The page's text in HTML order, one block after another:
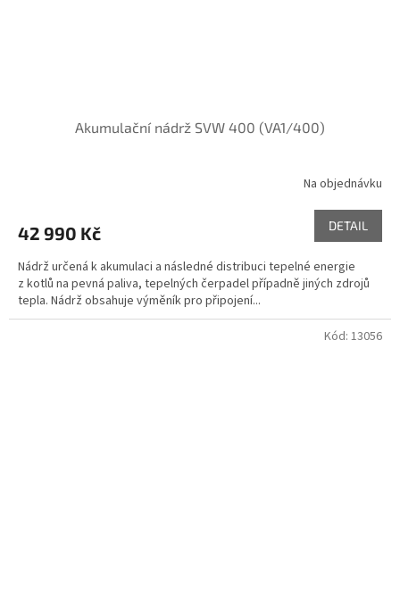
Akumulační nádrž SVW 400 (VA1/400)
Na objednávku
42 990 Kč DETAIL
Nádrž určená k akumulaci a následné distribuci tepelné energie
z kotlů na pevná paliva, tepelných čerpadel případně jiných zdrojů
tepla. Nádrž obsahuje výměník pro připojení...
Kód: 13056